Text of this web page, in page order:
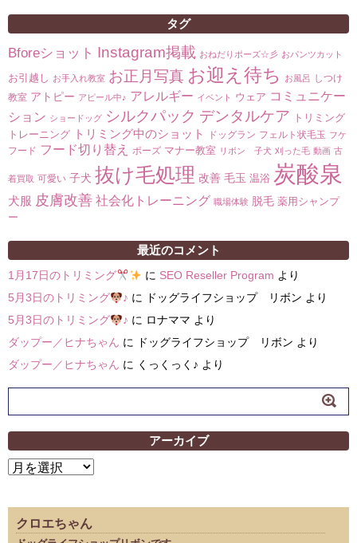
タグ
Bforeショット Instagram掲載 おねだりポーズ☆彡 おパンツカット
お引越し お手入れ教室 お正月写真 お迎え待ち お風呂 しつけ
教室 アトピー アピール中♪ アレルギー イベント ウェア コミュニケー
ション ショードッグ シルクパック デンタルケア
トリミング
トレーニング
トリミング中のショット ドッグラン フェルト状毛玉 フケ
フード フード切り替え ポーズ マナー教室 リボン 子犬 刈った毛 動画 古
着買取 可愛い 子犬 抜け毛処理 改善 毛玉 温浴 炭酸泉
犬服 皮膚改善 社会化トレーニング 職場体験 脱毛 薬用シャンプ
ー
最近のコメント
1月17日のトリミング に SEO Reseller Program より
5月3日のトリミング
♪ に ドッグライフショップ リボン より
5月3日のトリミング
♪ に ロナママ より
ダップー／ヒナちゃん に ドッグライフショップ リボン より
ダップー／ヒナちゃん に くっくっく♪ より
アーカイブ
ア
ブ
クロエちゃん